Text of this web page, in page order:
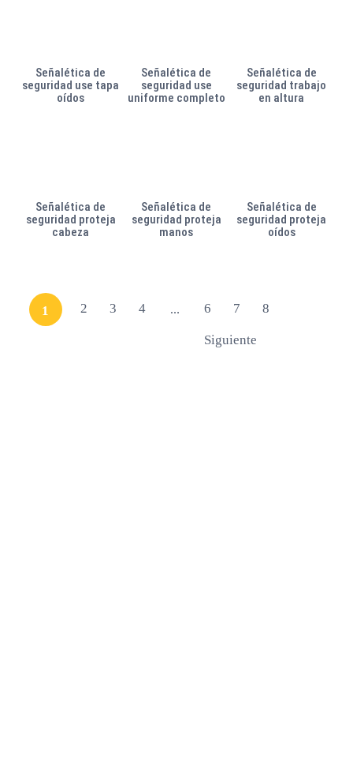
Señalética de
seguridad use tapa
oídos
Señalética de
seguridad use
uniforme completo
Señalética de
seguridad trabajo
en altura
Señalética de
seguridad proteja
cabeza
Señalética de
seguridad proteja
manos
Señalética de
seguridad proteja
oídos
1 2 3 4 … 6 7 8
Siguiente